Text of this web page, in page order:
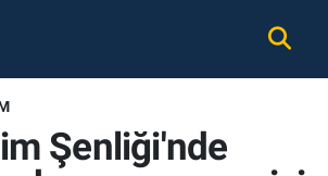
Şenliği'nde